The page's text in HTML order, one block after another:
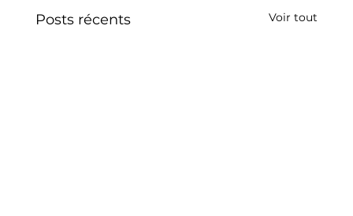
Posts récents Voir tout